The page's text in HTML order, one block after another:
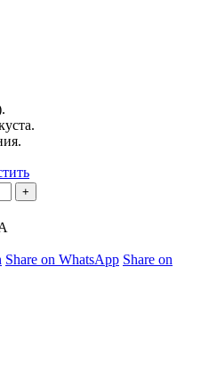
Share
Share on WhatsAppShare
Share on